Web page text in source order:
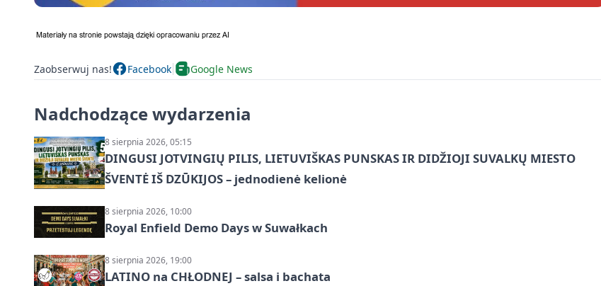
Zaobserwuj nas! Facebook Google News
Nadchodzące wydarzenia
8 sierpnia 2026, 05:15
DINGUSI JOTVINGIŲ PILIS, LIETUVIŠKAS PUNSKAS IR DIDŽIOJI SUVALKŲ MIESTO
ŠVENTĖ IŠ DZŪKIJOS – jednodienė kelionė
8 sierpnia 2026, 10:00
Royal Enfield Demo Days w Suwałkach
8 sierpnia 2026, 19:00
LATINO na CHŁODNEJ – salsa i bachata